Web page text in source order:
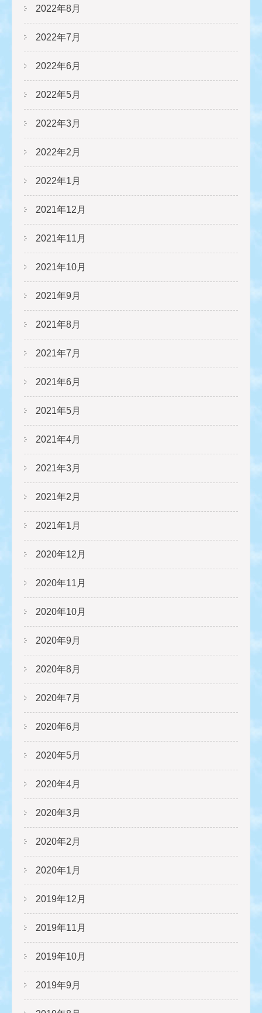
2022年8月
2022年7月
2022年6月
2022年5月
2022年3月
2022年2月
2022年1月
2021年12月
2021年11月
2021年10月
2021年9月
2021年8月
2021年7月
2021年6月
2021年5月
2021年4月
2021年3月
2021年2月
2021年1月
2020年12月
2020年11月
2020年10月
2020年9月
2020年8月
2020年7月
2020年6月
2020年5月
2020年4月
2020年3月
2020年2月
2020年1月
2019年12月
2019年11月
2019年10月
2019年9月